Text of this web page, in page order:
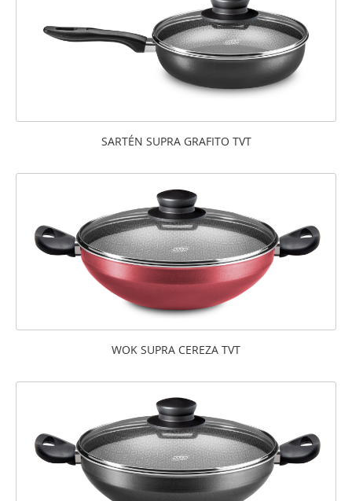
SARTÉN SUPRA GRAFITO TVT
WOK SUPRA CEREZA TVT